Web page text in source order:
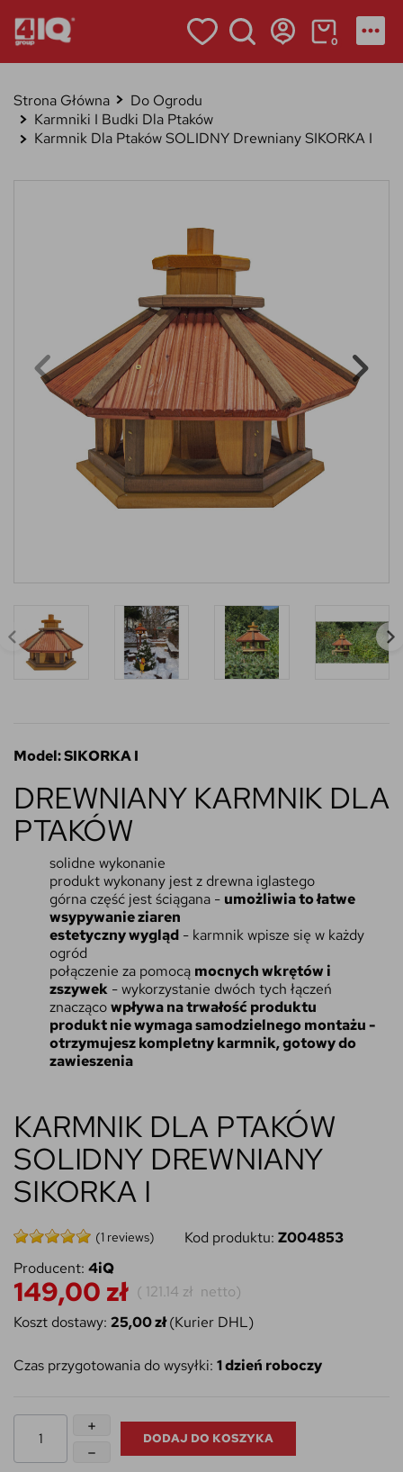
0
Strona Główna
Do Ogrodu
Karmniki I Budki Dla Ptaków
Karmnik Dla Ptaków SOLIDNY Drewniany SIKORKA I
Model: SIKORKA I
DREWNIANY KARMNIK DLA
PTAKÓW
solidne wykonanie
produkt wykonany jest z drewna iglastego
górna część jest ściągana - umożliwia to łatwe
wsypywanie ziaren
estetyczny wygląd - karmnik wpisze się w każdy
ogród
połączenie za pomocą mocnych wkrętów i
zszywek - wykorzystanie dwóch tych łączeń
znaczącowpływa na trwałość produktu
produkt nie wymaga samodzielnego montażu -
otrzymujesz kompletny karmnik, gotowy do
zawieszenia
KARMNIK DLA PTAKÓW
SOLIDNY DREWNIANY
SIKORKA I
(1 reviews) Kod produktu: Z004853
Producent: 4iQ
149,00 zł ( 121.14 zł netto)
Koszt dostawy: 25,00 zł(Kurier DHL)
Czas przygotowania do wysyłki: 1 dzień roboczy
DODAJ DO KOSZYKA